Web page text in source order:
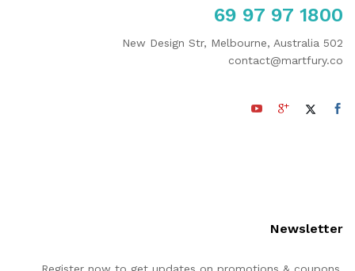
1800 97 97 69
502 New Design Str, Melbourne, Australia
contact@martfury.co
Newsletter